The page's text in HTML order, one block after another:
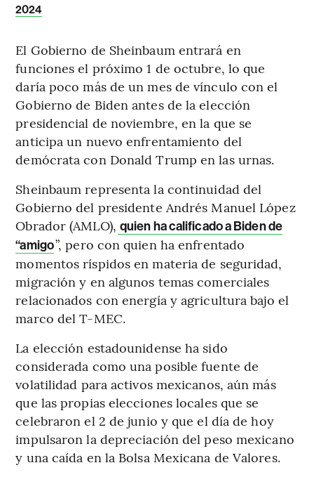
2024
El Gobierno de Sheinbaum entrará en
funciones el próximo 1 de octubre, lo que
daría poco más de un mes de vínculo con el
Gobierno de Biden antes de la elección
presidencial de noviembre, en la que se
anticipa un nuevo enfrentamiento del
demócrata con Donald Trump en las urnas.
Sheinbaum representa la continuidad del
Gobierno del presidente Andrés Manuel López
Obrador (AMLO), quien ha calificado a Biden de
“amigo”, pero con quien ha enfrentado
momentos ríspidos en materia de seguridad,
migración y en algunos temas comerciales
relacionados con energía y agricultura bajo el
marco del T-MEC.
La elección estadounidense ha sido
considerada como una posible fuente de
volatilidad para activos mexicanos, aún más
que las propias elecciones locales que se
celebraron el 2 de junio y que el día de hoy
impulsaron la depreciación del peso mexicano
y una caída en la Bolsa Mexicana de Valores.